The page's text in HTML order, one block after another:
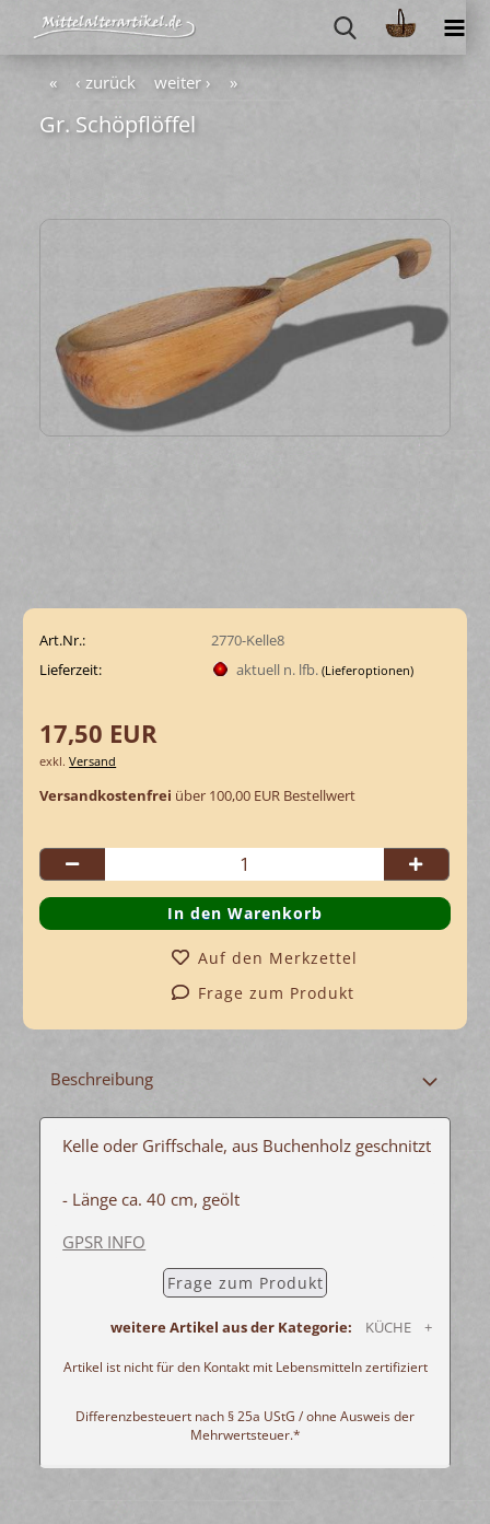
« ‹ zurück weiter › »
Gr. Schöpf­löf­fel
Art.Nr.:
2770-Kelle8
Lieferzeit:
aktuell n. lfb. (Lieferoptionen)
17,50 EUR
exkl.Versand
Versandkostenfrei über 100,00 EUR Bestellwert
Auf den Merkzettel
Frage zum Produkt
Beschreibung
Kelle oder Griffschale, aus Buchenholz geschnitzt
- Länge ca. 40 cm, geölt
GPSR INFO
Frage zum Produkt
weitere Artikel aus der Kategorie: KÜCHE +
Artikel ist nicht für den Kontakt mit Lebensmitteln zertifiziert
Differenzbesteuert nach § 25a UStG / ohne Ausweis der
Mehrwertsteuer.*